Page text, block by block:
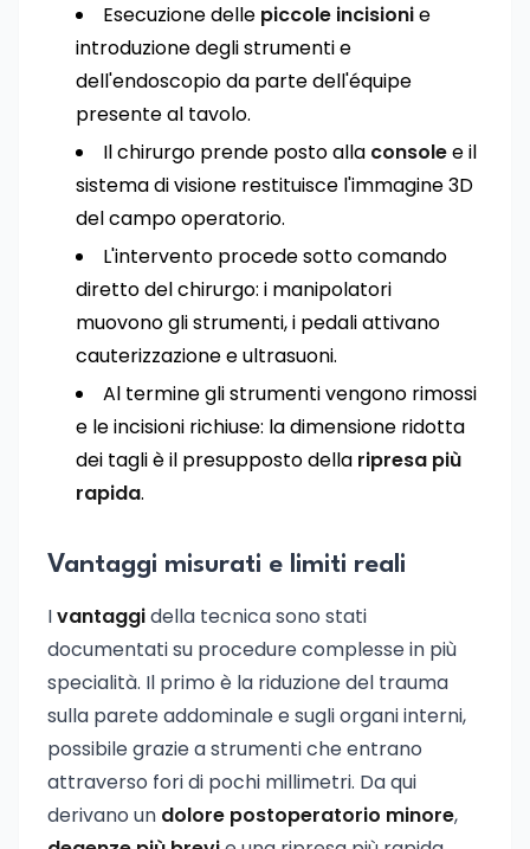
Esecuzione delle piccole incisionie
introduzione degli strumenti e
dell'endoscopio da parte dell'équipe
presente al tavolo.
Il chirurgo prende posto alla consolee il
sistema di visione restituisce l'immagine 3D
del campo operatorio.
L'intervento procede sotto comando
diretto del chirurgo: i manipolatori
muovono gli strumenti, i pedali attivano
cauterizzazione e ultrasuoni.
Al termine gli strumenti vengono rimossi
e le incisioni richiuse: la dimensione ridotta
dei tagli è il presupposto della ripresa più
rapida.
Vantaggi misurati e limiti reali
Ivantaggidella tecnica sono stati
documentati su procedure complesse in più
specialità. Il primo è la riduzione del trauma
sulla parete addominale e sugli organi interni,
possibile grazie a strumenti che entrano
attraverso fori di pochi millimetri. Da qui
derivano un dolore postoperatorio minore,